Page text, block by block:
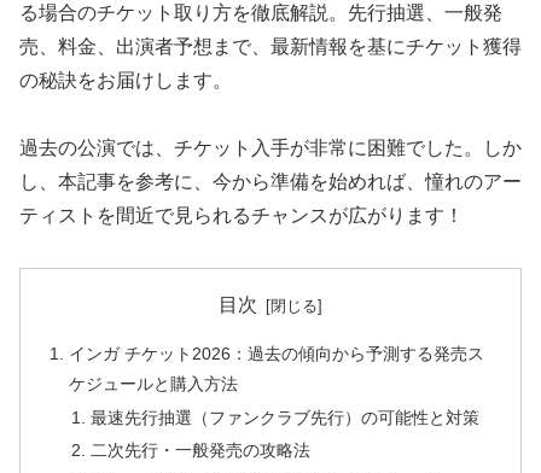
る場合のチケット取り方を徹底解説。先行抽選、一般発
売、料金、出演者予想まで、最新情報を基にチケット獲得
の秘訣をお届けします。
過去の公演では、チケット入手が非常に困難でした。しか
し、本記事を参考に、今から準備を始めれば、憧れのアー
ティストを間近で見られるチャンスが広がります！
目次
インガ チケット2026：過去の傾向から予測する発売ス
ケジュールと購入方法
最速先行抽選（ファンクラブ先行）の可能性と対策
二次先行・一般発売の攻略法